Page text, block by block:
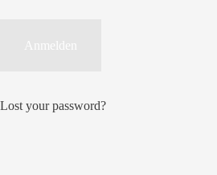
Lost your password?